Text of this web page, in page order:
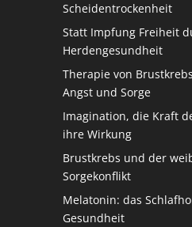
Scheidentrockenheit
Statt Impfung Freiheit
Herdengesundheit
Therapie von
Angst und Sorge
Imagination, die Kraft
ihre Wirkung
Brustkrebs und der
Sorgekonflikt
Melatonin: das
Gesundheit